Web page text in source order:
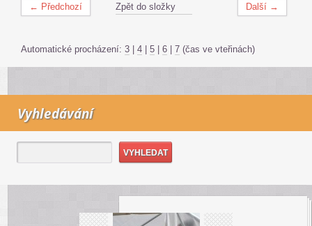
← Předchozí Další →
Zpět do složky
Automatické procházení: 3 | 4 | 5 | 6 | 7 (čas ve vteřinách)
Vyhledávání